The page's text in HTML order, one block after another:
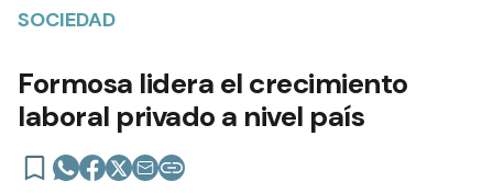
SOCIEDAD
Formosa lidera el crecimiento
laboral privado a nivel país